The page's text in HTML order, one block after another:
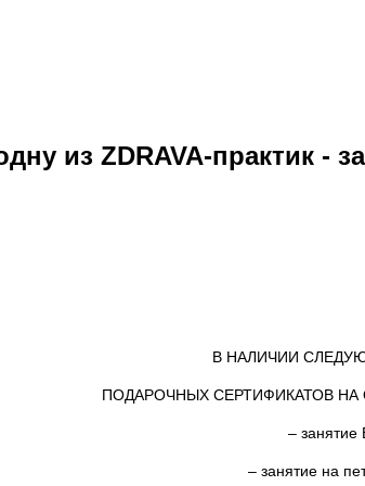
из ZDRAVA-практик -
В НАЛИЧИИ
ПОДАРОЧНЫХ СЕРТИФИКАТОВ
– занятие
– занятие на